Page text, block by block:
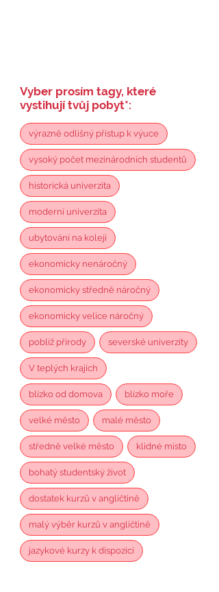
Vyber prosím tagy, které
vystihují tvůj pobyt*:
výrazně odlišný přístup k výuce
vysoký počet mezinárodních studentů
historická univerzita
moderní univerzita
ubytování na koleji
ekonomicky nenáročný
ekonomicky středně náročný
ekonomicky velice náročný
poblíž přírody severské univerzity
V teplých krajích
blízko od domova blízko moře
velké město malé město
středně velké město klidné místo
bohatý studentský život
dostatek kurzů v angličtině
malý výběr kurzů v angličtině
jazykové kurzy k dispozici